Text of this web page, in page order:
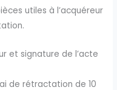
utiles à l’acquéreur
et signature de l’acte
de rétractation de 10